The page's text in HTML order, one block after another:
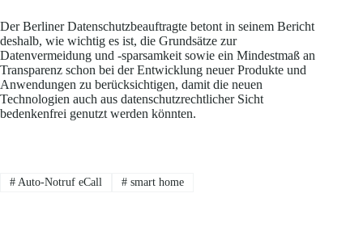
Der Berliner Datenschutzbeauftragte betont in seinem Bericht
deshalb, wie wichtig es ist, die Grundsätze zur
Datenvermeidung und -sparsamkeit sowie ein Mindestmaß an
Transparenz schon bei der Entwicklung neuer Produkte und
Anwendungen zu berücksichtigen, damit die neuen
Technologien auch aus datenschutzrechtlicher Sicht
bedenkenfrei genutzt werden könnten.
#Auto-Notruf eCall #smart home